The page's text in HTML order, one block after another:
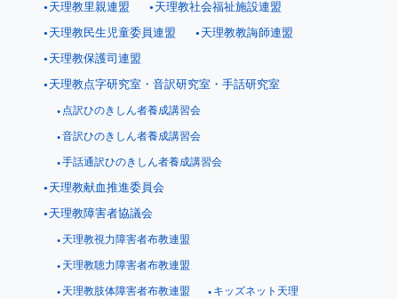
天理教里親連盟 天理教社会福祉施設連盟
天理教民生児童委員連盟 天理教教誨師連盟
天理教保護司連盟
天理教点字研究室・音訳研究室・手話研究室
点訳ひのきしん者養成講習会
音訳ひのきしん者養成講習会
手話通訳ひのきしん者養成講習会
天理教献血推進委員会
天理教障害者協議会
天理教視力障害者布教連盟
天理教聴力障害者布教連盟
天理教肢体障害者布教連盟 キッズネット天理